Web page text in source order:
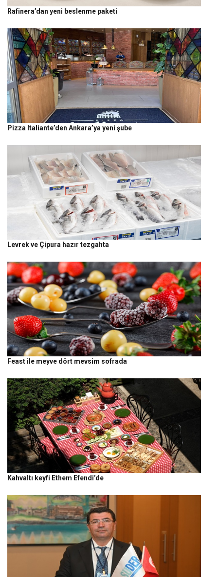
Rafinera’dan yeni beslenme paketi
Pizza Italiante’den Ankara’ya yeni şube
Levrek ve Çipura hazır tezgahta
Feast ile meyve dört mevsim sofrada
Kahvaltı keyfi Ethem Efendi’de